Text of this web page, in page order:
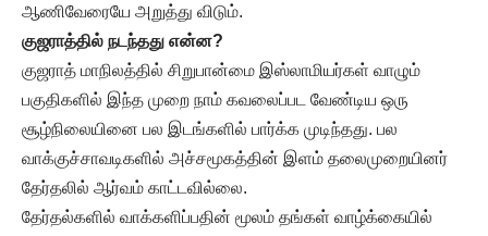
ஆணிவேரையே அறுத்து விடும்.
குஜராத்தில் நடந்தது என்ன?
குஜராத் மாநிலத்தில் சிறுபான்மை இஸ்லாமியர்கள் வாழும்
பகுதிகளில் இந்த முறை நாம் கவலைப்பட வேண்டிய ஒரு
சூழ்நிலையினை பல இடங்களில் பார்க்க முடிந்தது. பல
வாக்குச்சாவடிகளில் அச்சமூகத்தின் இளம் தலைமுறையினர்
தேர்தலில் ஆர்வம் காட்டவில்லை.
தேர்தல்களில் வாக்களிப்பதின் மூலம் தங்கள் வாழ்க்கையில்